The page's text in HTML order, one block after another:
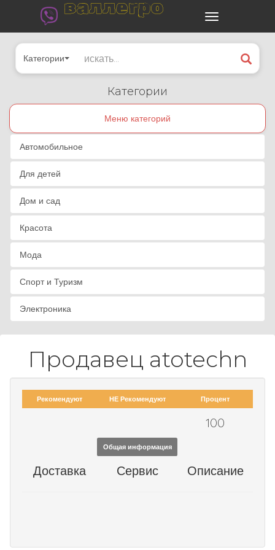
валлегро
Категории
Категории
Меню категорий
Автомобильное
Для детей
Дом и сад
Красота
Мода
Спорт и Туризм
Электроника
Продавец atotechn
Рекомендуют НЕ Рекомендуют Процент
100
Общая информация
Доставка Сервис Описание